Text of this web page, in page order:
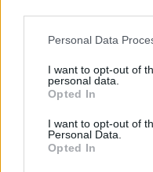
Personal Data
I want to opt-out of
personal data.
Opted In
I want to opt-out of
Personal Data.
Opted In
* Solo si es necesario.